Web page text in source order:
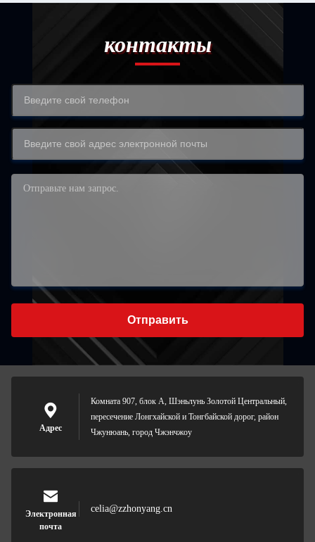
контакты
Отправить
Адрес
Комната 907, блок А, Шэньлунь Золотой Центральный,
пересечение Лонгхайской и Тонгбайской дорог, район
Чжунюань, город Чжэнчжоу
Электронная
почта
celia@zzhonyang.cn